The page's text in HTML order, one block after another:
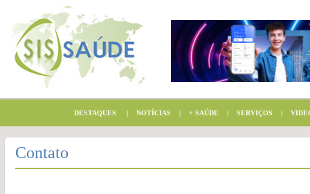
DESTAQUES | NOTÍCIAS | + SAÚDE | SERVIÇOS |
Contato